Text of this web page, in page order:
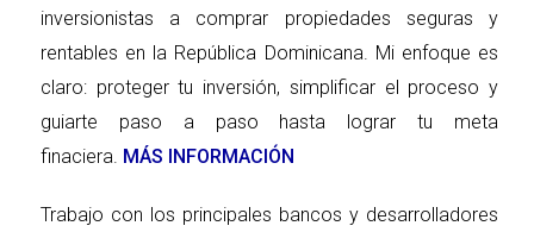
compra. Esto incluye verificar la documentación legal del
inmueble, así como la experiencia y el historial del
desarrollador o el vendedor, asegurarte de que no existan
gravámenes o problemas legales asociados y revisar el
estado físico de la propiedad.
8. Financiamiento
inversionistas a comprar propiedades seguras y
rentables en la República Dominicana. Mi enfoque es
claro: proteger tu inversión, simplificar el proceso y
guiarte paso a paso hasta lograr tu meta
finaciera. MÁS INFORMACIÓN
Trabajo con los principales bancos y desarrolladores